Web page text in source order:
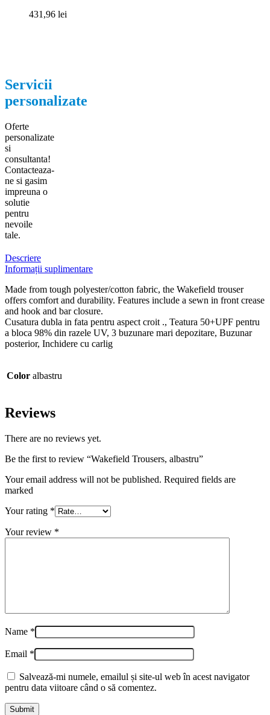
431,96 lei
Servicii
personalizate
Oferte
personalizate
si
consultanta!
Contacteaza-
ne si gasim
impreuna o
solutie
pentru
nevoile
tale.
Descriere
Informații suplimentare
Made from tough polyester/cotton fabric, the Wakefield trouser
offers comfort and durability. Features include a sewn in front crease
and hook and bar closure.
Cusatura dubla in fata pentru aspect croit ., Teatura 50+UPF pentru
a bloca 98% din razele UV, 3 buzunare mari depozitare, Buzunar
posterior, Inchidere cu carlig
Color albastru
Reviews
There are no reviews yet.
Be the first to review “Wakefield Trousers, albastru”
Your email address will not be published. Required fields are
marked
Your rating *
Your review *
Name *
Email *
Salvează-mi numele, emailul și site-ul web în acest navigator
pentru data viitoare când o să comentez.